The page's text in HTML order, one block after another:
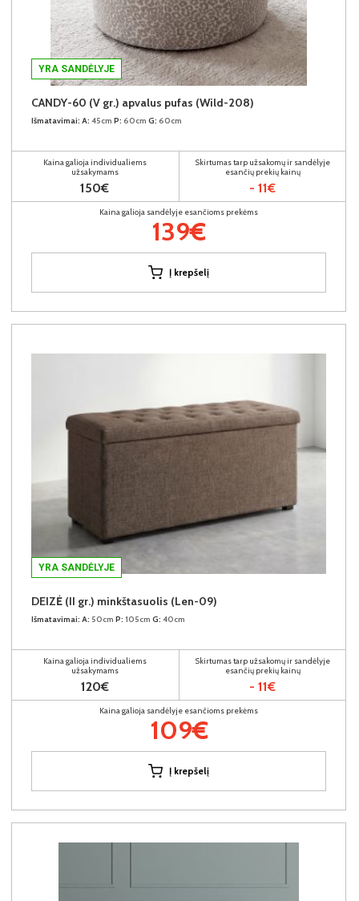
YRA SANDĖLYJE
CANDY-60 (V gr.) apvalus pufas (Wild-208)
Išmatavimai: A: 45cm P: 60cm G: 60cm
Kaina galioja individualiems
užsakymams
150€
Skirtumas tarp užsakomų ir sandėlyje
esančių prekių kainų
- 11€
Kaina galioja sandėlyje esančioms prekėms
139€
Į krepšelį
YRA SANDĖLYJE
DEIZĖ (II gr.) minkštasuolis (Len-09)
Išmatavimai: A: 50cm P: 105cm G: 40cm
Kaina galioja individualiems
užsakymams
120€
Skirtumas tarp užsakomų ir sandėlyje
esančių prekių kainų
- 11€
Kaina galioja sandėlyje esančioms prekėms
109€
Į krepšelį